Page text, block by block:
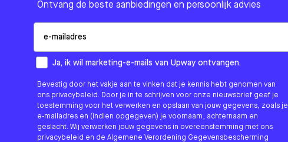
Ontvang de beste aanbiedingen en persoonlijk advies
How would you like to hear from us?
Ja, ik wil marketing-e-mails van Upway ontvangen.
Bevestig door het vakje aan te vinken dat je kennis hebt genomen van
ons privacybeleid. Door je in te schrijven voor onze nieuwsbrief geef je
toestemming voor het verwerken en opslaan van jouw gegevens, zoals je
e-mailadres en (indien opgegeven) je voornaam, achternaam en
geslacht. Wij verwerken jouw gegevens in overeenstemming met ons
privacybeleid en de Algemene Verordening Gegevensbescherming